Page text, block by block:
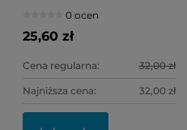
0 ocen
25,60 zł
Cena regularna: 32,00 zł
Najniższa cena: 32,00 zł